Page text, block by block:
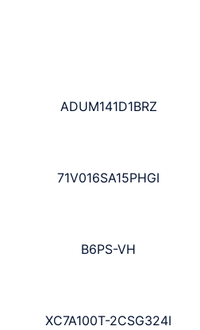
ADUM141D1BRZ
71V016SA15PHGI
B6PS-VH
XC7A100T-2CSG324I